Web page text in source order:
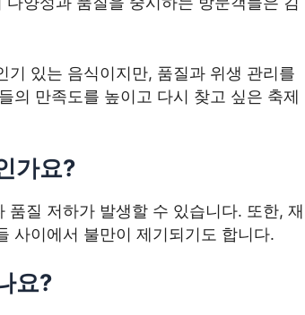
기 있는 음식이지만, 품질과 위생 관리를
의 만족도를 높이고 다시 찾고 싶은 축제
가요?
질 저하가 발생할 수 있습니다. 또한, 재
사이에서 불만이 제기되기도 합니다.
요?